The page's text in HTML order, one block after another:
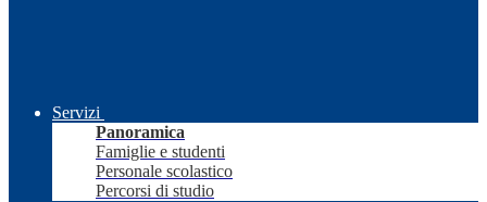
Servizi
Panoramica
Famiglie e studenti
Personale scolastico
Percorsi di studio